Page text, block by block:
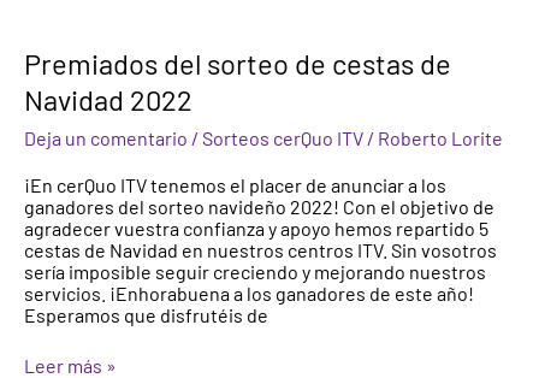
Premiados del sorteo de cestas de
Navidad 2022
Deja un comentario / Sorteos cerQuo ITV / Roberto Lorite
¡En cerQuo ITV tenemos el placer de anunciar a los
ganadores del sorteo navideño 2022! Con el objetivo de
agradecer vuestra confianza y apoyo hemos repartido 5
cestas de Navidad en nuestros centros ITV. Sin vosotros
sería imposible seguir creciendo y mejorando nuestros
servicios. ¡Enhorabuena a los ganadores de este año!
Esperamos que disfrutéis de
Leer más »